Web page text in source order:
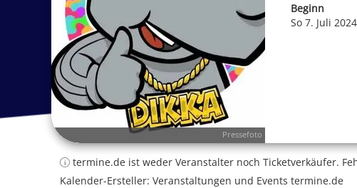
Pressefoto
Beginn
So 7. Juli
termine.de ist weder Veranstalter noch Ticketverkäufer.
Kalender-Ersteller: Veranstaltungen und Events termine.de